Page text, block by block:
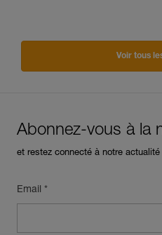
Voir tous
Abonnez-vous à la
et restez connecté à notre actualité
Email *